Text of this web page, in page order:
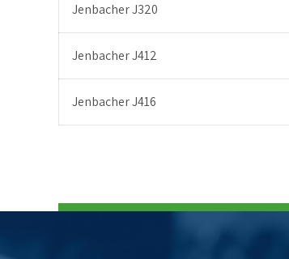
Jenbacher J320
Jenbacher J412
Jenbacher J416